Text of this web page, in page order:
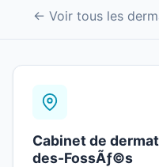
← Voir tous les
Cabinet de
des-FossÃƒ©s